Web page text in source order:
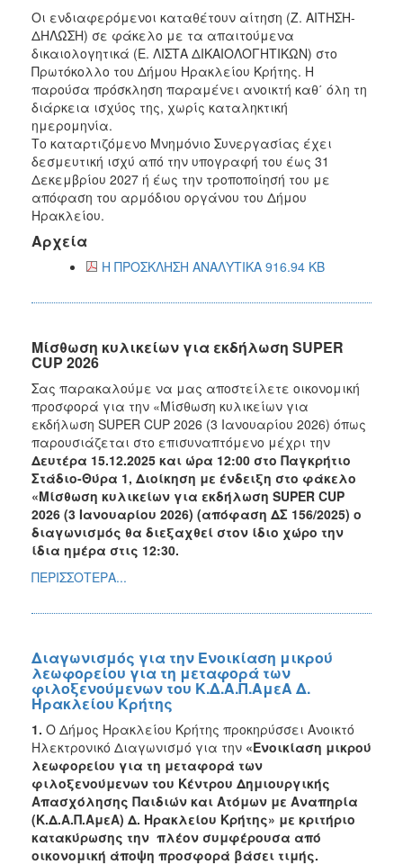
Οι ενδιαφερόμενοι καταθέτουν αίτηση (Ζ. ΑΙΤΗΣΗ-
ΔΗΛΩΣΗ) σε φάκελο με τα απαιτούμενα
δικαιολογητικά (Ε. ΛΙΣΤΑ ΔΙΚΑΙΟΛΟΓΗΤΙΚΩΝ) στο
Πρωτόκολλο του Δήμου Ηρακλείου Κρήτης. Η
παρούσα πρόσκληση παραμένει ανοικτή καθ΄ όλη τη
διάρκεια ισχύος της, χωρίς καταληκτική
ημερομηνία.
Το καταρτιζόμενο Μνημόνιο Συνεργασίας έχει
δεσμευτική ισχύ από την υπογραφή του έως 31
Δεκεμβρίου 2027 ή έως την τροποποίησή του με
απόφαση του αρμόδιου οργάνου του Δήμου
Ηρακλείου.
Αρχεία
Η ΠΡΟΣΚΛΗΣΗ ΑΝΑΛΥΤΙΚΑ 916.94 KB
Μίσθωση κυλικείων για εκδήλωση SUPER
CUP 2026
Σας παρακαλούμε να μας αποστείλετε οικονομική
προσφορά για την «Μίσθωση κυλικείων για
εκδήλωση SUPER CUP 2026 (3 Ιανουαρίου 2026) όπως
παρουσιάζεται στο επισυναπτόμενο μέχρι την
Δευτέρα 15.12.2025 και ώρα 12:00 στο Παγκρήτιο
Στάδιο-Θύρα 1, Διοίκηση με ένδειξη στο φάκελο
«Μίσθωση κυλικείων για εκδήλωση SUPER CUP
2026 (3 Ιανουαρίου 2026) (απόφαση ΔΣ 156/2025) ο
διαγωνισμός θα διεξαχθεί στον ίδιο χώρο την
ίδια ημέρα στις 12:30.
ΠΕΡΙΣΣΟΤΕΡΑ...
Διαγωνισμός για την Ενοικίαση μικρού
λεωφορείου για τη μεταφορά των
φιλοξενούμενων του Κ.Δ.Α.Π.ΑμεΑ Δ.
Ηρακλείου Κρήτης
1. Ο Δήμος Ηρακλείου Κρήτης προκηρύσσει Ανοικτό
Ηλεκτρονικό Διαγωνισμό για την «Ενοικίαση μικρού
λεωφορείου για τη μεταφορά των
φιλοξενούμενων του Κέντρου Δημιουργικής
Απασχόλησης Παιδιών και Ατόμων με Αναπηρία
(Κ.Δ.Α.Π.ΑμεΑ) Δ. Ηρακλείου Κρήτης» με κριτήριο
κατακύρωσης την πλέον συμφέρουσα από
οικονομική άποψη προσφορά βάσει τιμής.